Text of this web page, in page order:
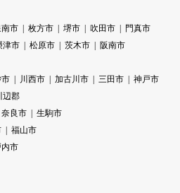
南市 枚方市 堺市 吹田市
門真市
津市 松原市 茨木市
阪南市
川西市 加古川市 三田市
神戸市
辺郡
奈良市
生駒市
福山市
市